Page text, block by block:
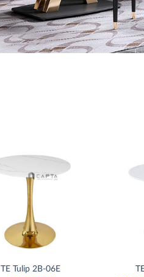
Thích
TE Tulip 2B-06E